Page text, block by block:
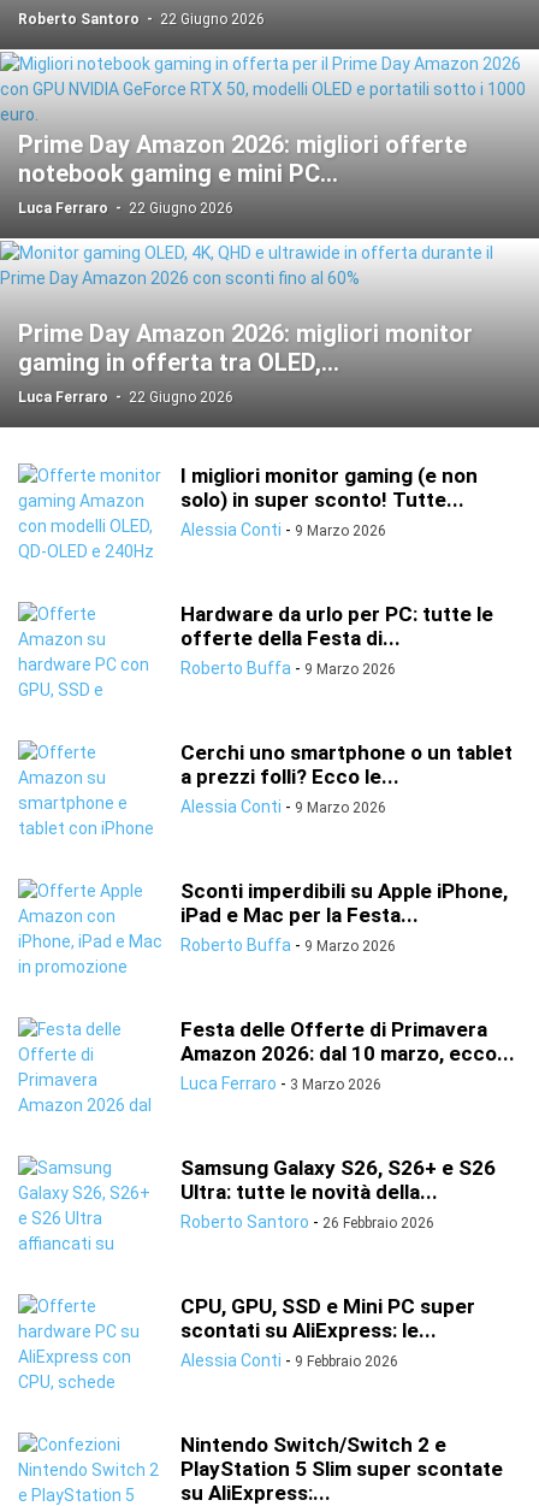
Roberto Santoro - 22 Giugno 2026
Prime Day Amazon 2026: migliori offerte
notebook gaming e mini PC...
Luca Ferraro - 22 Giugno 2026
Prime Day Amazon 2026: migliori monitor
gaming in offerta tra OLED,...
Luca Ferraro - 22 Giugno 2026
I migliori monitor gaming (e non
solo) in super sconto! Tutte...
Alessia Conti - 9 Marzo 2026
Hardware da urlo per PC: tutte le
offerte della Festa di...
Roberto Buffa - 9 Marzo 2026
Cerchi uno smartphone o un tablet
a prezzi folli? Ecco le...
Alessia Conti - 9 Marzo 2026
Sconti imperdibili su Apple iPhone,
iPad e Mac per la Festa...
Roberto Buffa - 9 Marzo 2026
Festa delle Offerte di Primavera
Amazon 2026: dal 10 marzo, ecco...
Luca Ferraro - 3 Marzo 2026
Samsung Galaxy S26, S26+ e S26
Ultra: tutte le novità della...
Roberto Santoro - 26 Febbraio 2026
CPU, GPU, SSD e Mini PC super
scontati su AliExpress: le...
Alessia Conti - 9 Febbraio 2026
Nintendo Switch/Switch 2 e
PlayStation 5 Slim super scontate
su AliExpress:...